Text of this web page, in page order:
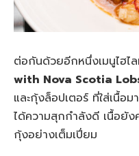
ต่อกันด้วยอีกหนึ่งเมนูไฮไ
with Nova Scotia
และกุ้งล็อปเตอร์ ที่ใส่เนื้อ
ได้ความสุกกำลังดี เนื้อยั
กุ้งอย่างเต็มเปี่ยม